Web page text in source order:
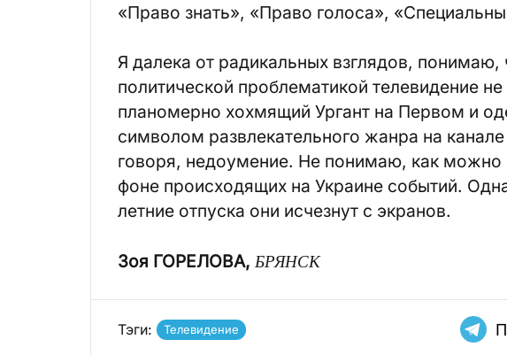
«Право знать», «Право голоса»,
Я далека от радикальных взглядов,
политической проблематикой телевидение
планомерно хохмящий Ургант на Первом и
символом развлекательного жанра на
говоря, недоумение. Не понимаю, как можно
фоне происходящих на Украине событий.
летние отпуска они исчезнут с экранов.
Зоя ГОРЕЛОВА, БРЯНСК
Тэги: Телевидение